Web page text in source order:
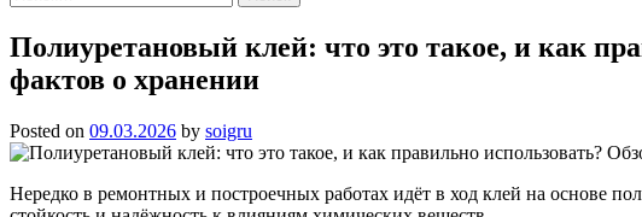
Полиуретановый клей: что это такое, и как
фактов о хранении
Posted on 09.03.2026 by soigru
Нередко в ремонтных и построечных работах идёт в ход клей на основе